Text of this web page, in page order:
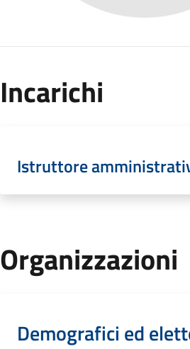
Incarichi
Istruttore
Organizzazioni
Demografici ed